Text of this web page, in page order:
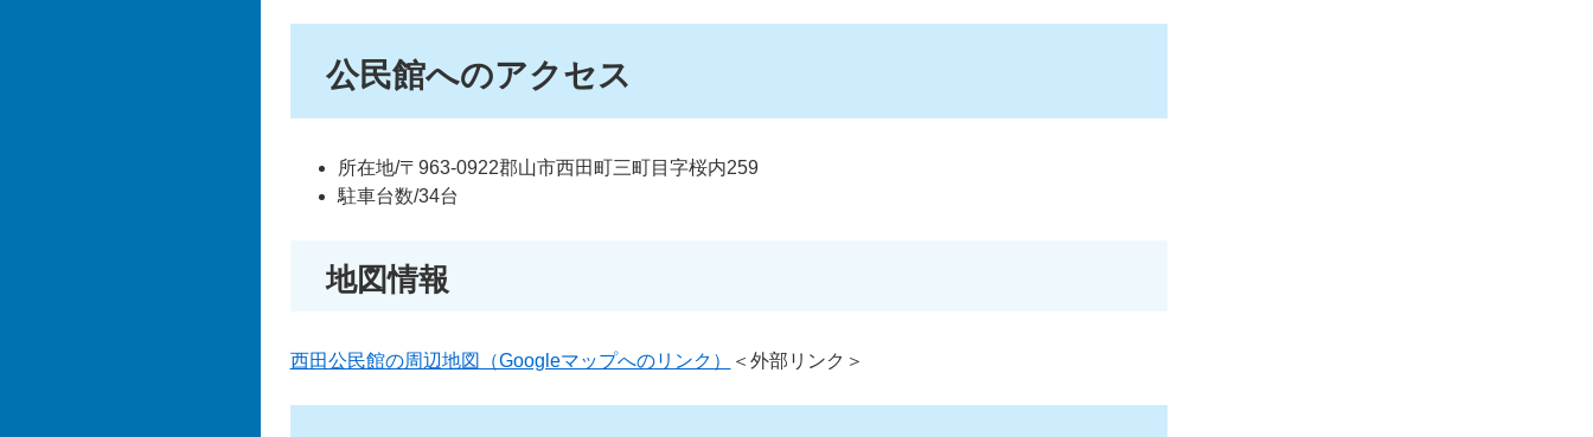
公民館へのアクセス
所在地/〒963-0922郡山市西田町三町目字桜内259
駐車台数/34台
地図情報
西田公民館の周辺地図（Googleマップへのリンク） ＜外部リンク＞